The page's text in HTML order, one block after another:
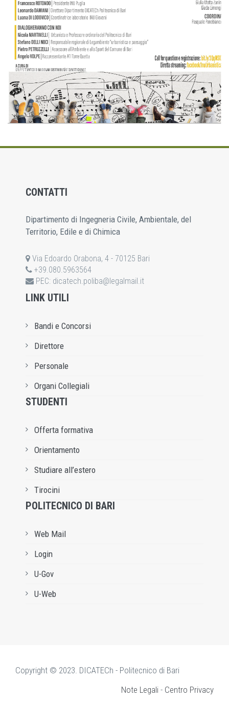
CONTATTI
Dipartimento di Ingegneria Civile, Ambientale, del
Territorio, Edile e di Chimica
Via Edoardo Orabona, 4 - 70125 Bari
+39.080.5963564
PEC: dicatech.poliba@legalmail.it
LINK UTILI
Bandi e Concorsi
Direttore
Personale
Organi Collegiali
STUDENTI
Offerta formativa
Orientamento
Studiare all’estero
Tirocini
POLITECNICO DI BARI
Web Mail
Login
U-Gov
U-Web
Copyright © 2023. DICATECh - Politecnico di Bari
Note Legali - Centro Privacy